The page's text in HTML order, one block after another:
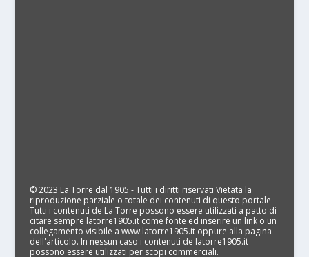
© 2023 La Torre dal 1905 - Tutti i diritti riservati Vietata la
riproduzione parziale o totale dei contenuti di questo portale
Tutti i contenuti de La Torre possono essere utilizzati a patto di
citare sempre latorre1905.it come fonte ed inserire un link o un
collegamento visibile a www.latorre1905.it oppure alla pagina
dell'articolo. In nessun caso i contenuti de latorre1905.it
possono essere utilizzati per scopi commerciali.